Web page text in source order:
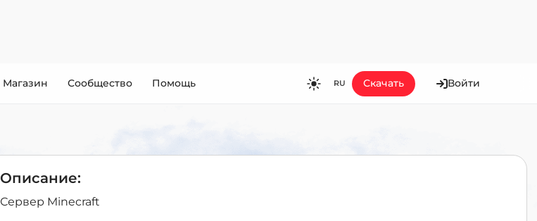
Магазин Сообщество Помощь RU
ES
Скачать Войти
Описание:
Сервер Minecraft